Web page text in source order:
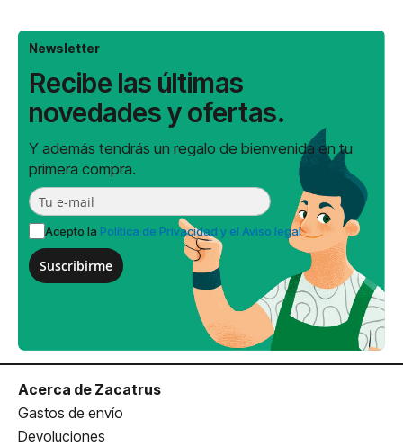
Newsletter
Recibe las últimas
novedades y ofertas.
Y además tendrás un regalo de bienvenida en tu
primera compra.
Acepto la Política de Privacidad y el Aviso legal
Suscribirme
Acerca de Zacatrus
Gastos de envío
Devoluciones